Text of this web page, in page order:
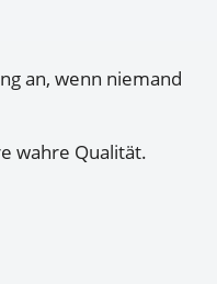
an, wenn niemand
wahre Qualität.